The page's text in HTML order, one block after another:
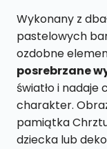
Wykonany z
pastelowych
ozdobne
posrebrzane
światło i nadaje
charakter.
pamiątka
dziecka lub